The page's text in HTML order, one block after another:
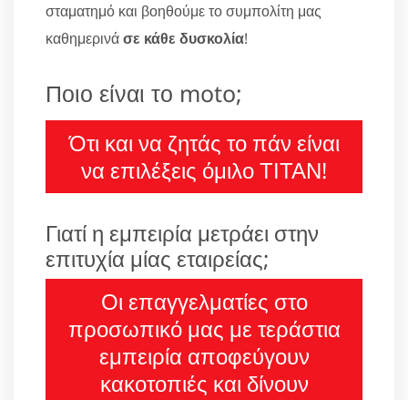
σταματημό και βοηθούμε το συμπολίτη μας
καθημερινάσε κάθε δυσκολία!
Ποιο είναι το moto;
Ότι και να ζητάς το πάν είναι
να επιλέξεις όμιλο ΤΙΤΑΝ!
Γιατί η εμπειρία μετράει στην
επιτυχία μίας εταιρείας;
Οι επαγγελματίες στο
προσωπικό μας με τεράστια
εμπειρία αποφεύγουν
κακοτοπιές και δίνουν